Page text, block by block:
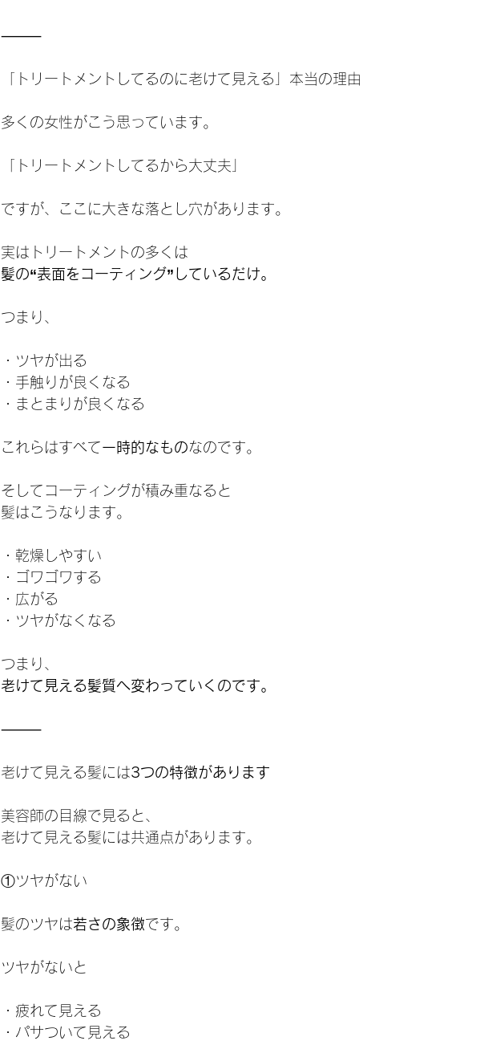
⸻
「トリートメントしてるのに老けて見える」本当の理由
多くの女性がこう思っています。
「トリートメントしてるから大丈夫」
ですが、ここに大きな落とし穴があります。
実はトリートメントの多くは
髪の“表面をコーティング”しているだけ。
つまり、
・ツヤが出る
・手触りが良くなる
・まとまりが良くなる
これらはすべて一時的なものなのです。
そしてコーティングが積み重なると
髪はこうなります。
・乾燥しやすい
・ゴワゴワする
・広がる
・ツヤがなくなる
つまり、
老けて見える髪質へ変わっていくのです。
⸻
老けて見える髪には3つの特徴があります
美容師の目線で見ると、
老けて見える髪には共通点があります。
①ツヤがない
髪のツヤは若さの象徴です。
ツヤがないと
・疲れて見える
・パサついて見える